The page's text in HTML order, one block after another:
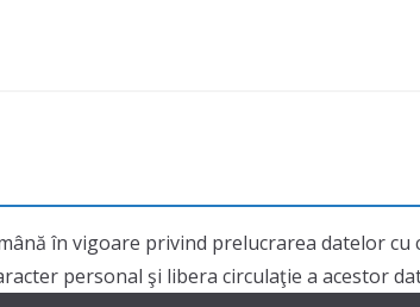
în vigoare privind prelucrarea datelor
personal şi libera circulaţie a acestor